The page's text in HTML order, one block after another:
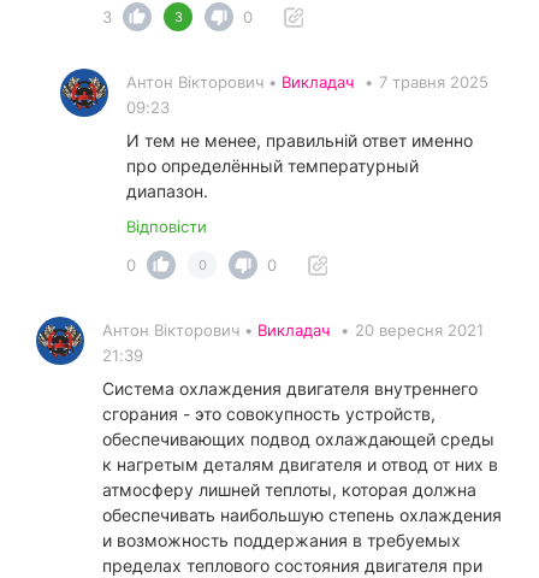
3 3 0
Антон Вікторович • Викладач • 7 травня 2025
09:23
И тем не менее, правильній ответ именно
про определённый температурный
диапазон.
Відповісти
0
0 0
Антон Вікторович • Викладач • 20 вересня 2021
21:39
Система охлаждения двигателя внутреннего
сгорания - это совокупность устройств,
обеспечивающих подвод охлаждающей среды
к нагретым деталям двигателя и отвод от них в
атмосферу лишней теплоты, которая должна
обеспечивать наибольшую степень охлаждения
и возможность поддержания в требуемых
пределах теплового состояния двигателя при